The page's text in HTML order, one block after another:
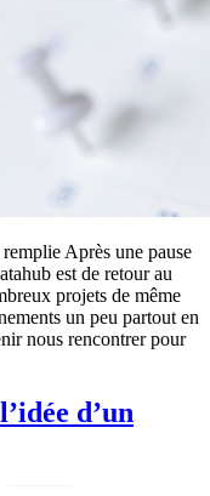
Après une pause
est de retour au
projets de même
un peu partout en
nous rencontrer pour
d’un